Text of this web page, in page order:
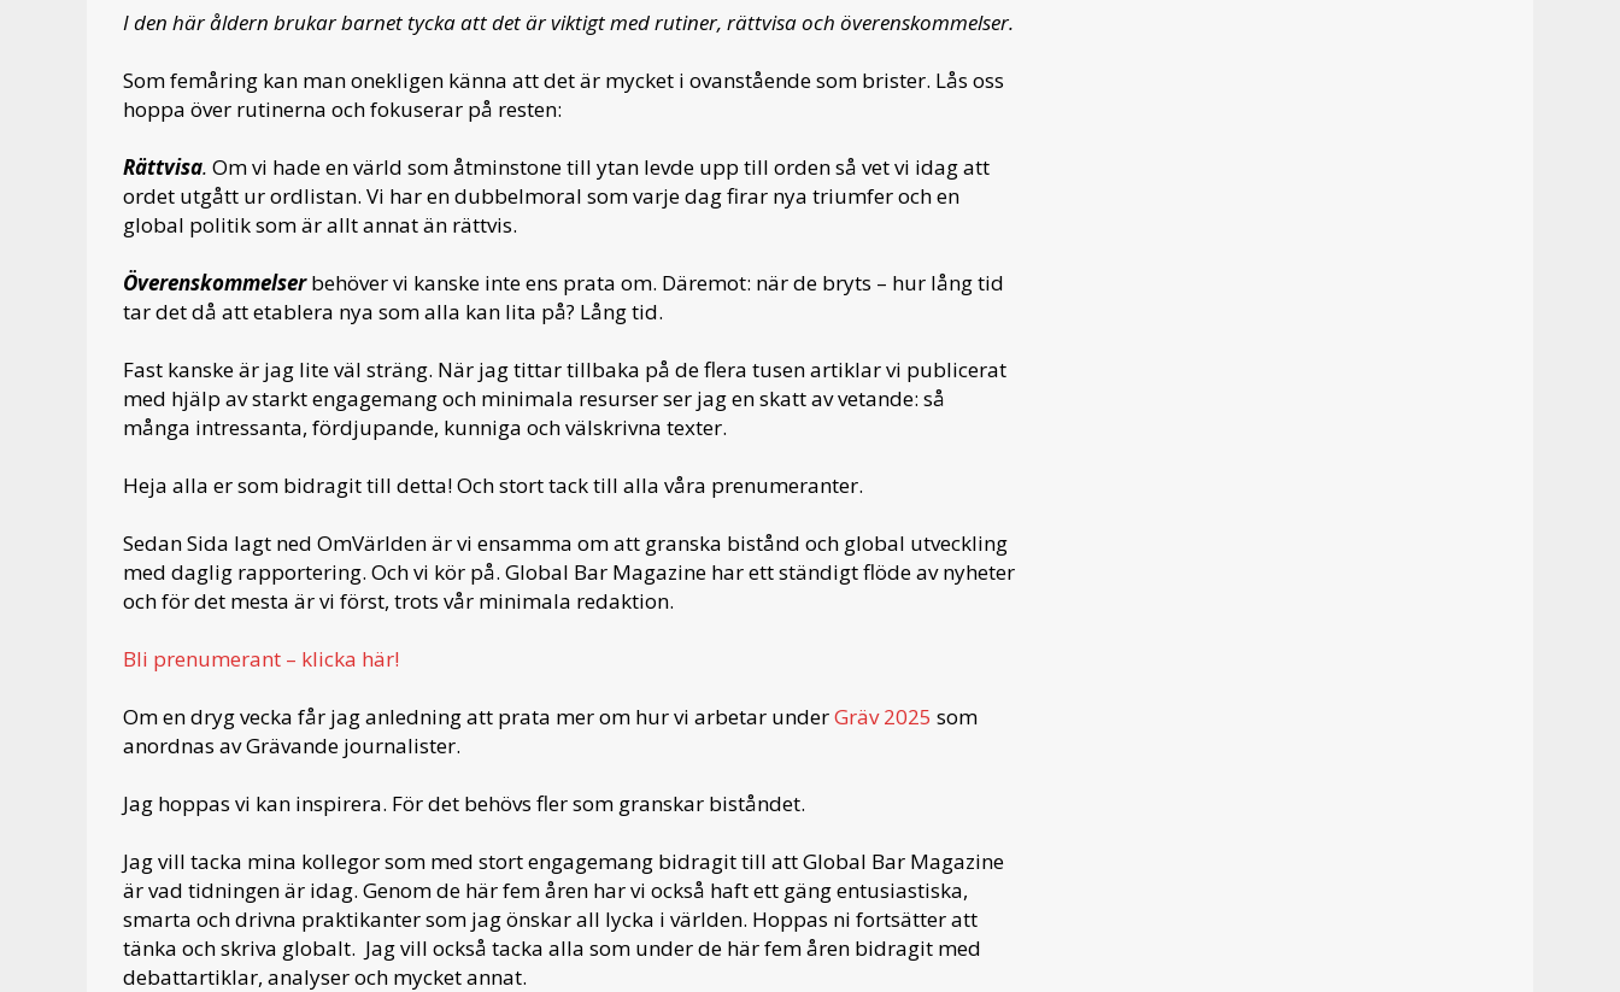
I den här åldern brukar barnet tycka att det är viktigt med rutiner, rättvisa och överenskommelser.
Som femåring kan man onekligen känna att det är mycket i ovanstående som brister. Lås oss
hoppa över rutinerna och fokuserar på resten:
Rättvisa. Om vi hade en värld som åtminstone till ytan levde upp till orden så vet vi idag att
ordet utgått ur ordlistan. Vi har en dubbelmoral som varje dag firar nya triumfer och en
global politik som är allt annat än rättvis.
Överenskommelser behöver vi kanske inte ens prata om. Däremot: när de bryts – hur lång tid
tar det då att etablera nya som alla kan lita på? Lång tid.
Fast kanske är jag lite väl sträng. När jag tittar tillbaka på de flera tusen artiklar vi publicerat
med hjälp av starkt engagemang och minimala resurser ser jag en skatt av vetande: så
många intressanta, fördjupande, kunniga och välskrivna texter.
Heja alla er som bidragit till detta! Och stort tack till alla våra prenumeranter.
Sedan Sida lagt ned OmVärlden är vi ensamma om att granska bistånd och global utveckling
med daglig rapportering. Och vi kör på. Global Bar Magazine har ett ständigt flöde av nyheter
och för det mesta är vi först, trots vår minimala redaktion.
Bli prenumerant – klicka här!
Om en dryg vecka får jag anledning att prata mer om hur vi arbetar underGräv 2025 som
anordnas av Grävande journalister.
Jag hoppas vi kan inspirera. För det behövs fler som granskar biståndet.
Jag vill tacka mina kollegor som med stort engagemang bidragit till att Global Bar Magazine
är vad tidningen är idag. Genom de här fem åren har vi också haft ett gäng entusiastiska,
smarta och drivna praktikanter som jag önskar all lycka i världen. Hoppas ni fortsätter att
tänka och skriva globalt. Jag vill också tacka alla som under de här fem åren bidragit med
debattartiklar, analyser och mycket annat.